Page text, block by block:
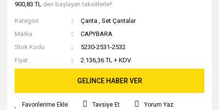
900,83 TL den başlayan taksitlerle!!
Kategori Çanta ,Set Çantalar
Marka
CAPYBARA
Stok Kodu
5230-2531-2532
Fiyat
2.136,36 TL + KDV
GELİNCE HABER VER
Tavsiye Et Yorum Yaz